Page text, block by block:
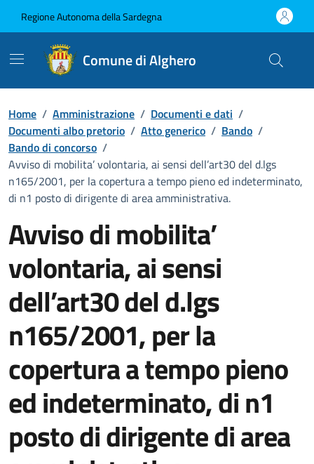
Regione Autonoma della Sardegna
Comune di Alghero
Home / Amministrazione / Documenti e dati /
Documenti albo pretorio / Atto generico / Bando /
Bando di concorso /
Avviso di mobilita’ volontaria, ai sensi dell’art30 del d.lgs
n165/2001, per la copertura a tempo pieno ed indeterminato,
di n1 posto di dirigente di area amministrativa.
Avviso di mobilita’
volontaria, ai sensi
dell’art30 del d.lgs
n165/2001, per la
copertura a tempo pieno
ed indeterminato, di n1
posto di dirigente di area